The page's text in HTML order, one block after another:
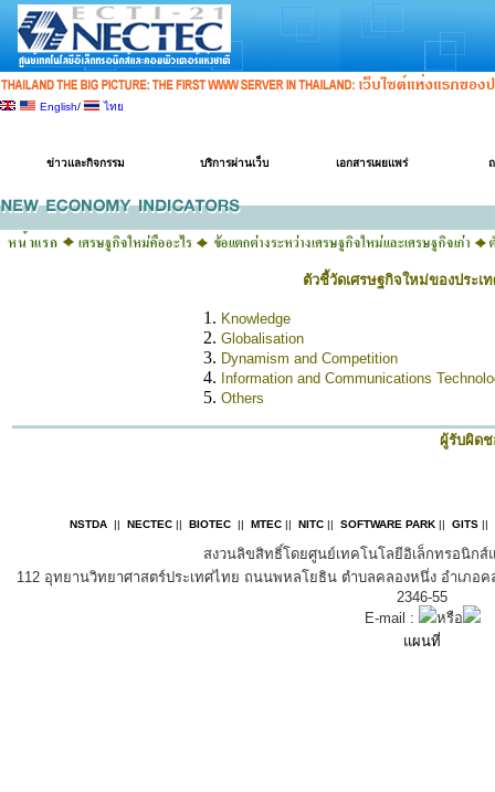
English/ ไทย
ข่าวและกิจกรรม บริการผ่านเว็บ เอกสารเผยแพร่
ตัวชี้วัดเศรษฐกิจใหม่ของประเ
Knowledge
Globalisation
Dynamism and Competition
Information and Communications
Others
ผู้รับผิด
NSTDA || NECTEC || BIOTEC || MTEC || NITC || SOFTWARE PARK || GITS ||
สงวนลิขสิทธิ์โดยศูนย์เทคโนโลยีอิเล็กทรอนิกส์
112 อุทยานวิทยาศาสตร์ประเทศไทย ถนนพหลโยธิน ตำบลคลองหนึ่ง อำเภอค
2346-55
E-mail :
หรือ
แผนที่